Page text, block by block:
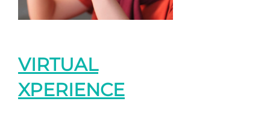
VIRTUAL
XPERIENCE